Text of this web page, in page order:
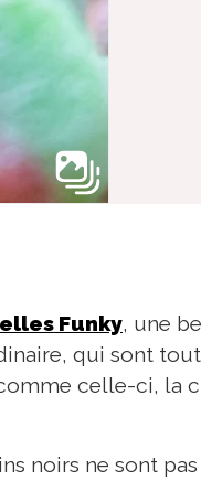
Funky, une
qui sont
celle-ci, la
noirs ne sont